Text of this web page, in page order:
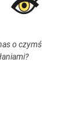
o czymś